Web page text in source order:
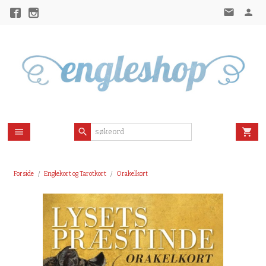
Forside Englekort og Tarotkort Orakelkort